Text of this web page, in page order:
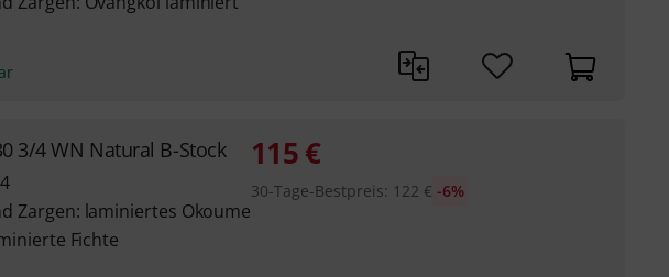
3/4 WN Natural B-Stock
Zargen: laminiertes Okoume
Fichte
115 €
30-Tage-Bestpreis: 122 € -6%